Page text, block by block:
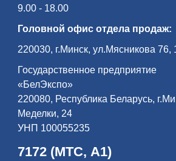
9.00 - 18.00
Головной офис отдела продаж:
220030, г.Минск, ул.Мясникова 76,
Государственное предприятие
«БелЭкспо»
220080, Республика Беларусь,
Меделки, 24
УНП 100055235
7172 (МТС, А1)